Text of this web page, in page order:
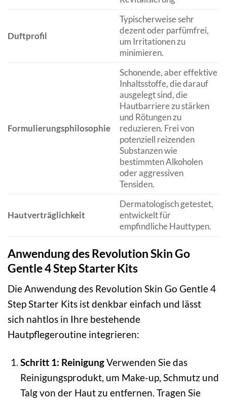
Duftprofil
Typischerweise sehr
dezent oder parfümfrei,
um Irritationen zu
minimieren.
Formulierungsphilosophie
Schonende, aber effektive
Inhaltsstoffe, die darauf
ausgelegt sind, die
Hautbarriere zu stärken
und Rötungen zu
reduzieren. Frei von
potenziell reizenden
Substanzen wie
bestimmten Alkoholen
oder aggressiven
Tensiden.
Hautverträglichkeit
Dermatologisch getestet,
entwickelt für
empfindliche Hauttypen.
Anwendung des Revolution Skin Go
Gentle 4 Step Starter Kits
Die Anwendung des Revolution Skin Go Gentle 4
Step Starter Kits ist denkbar einfach und lässt
sich nahtlos in Ihre bestehende
Hautpflegeroutine integrieren:
Schritt 1: ReinigungVerwenden Sie das
Reinigungsprodukt, um Make-up, Schmutz und
Talg von der Haut zu entfernen. Tragen Sie